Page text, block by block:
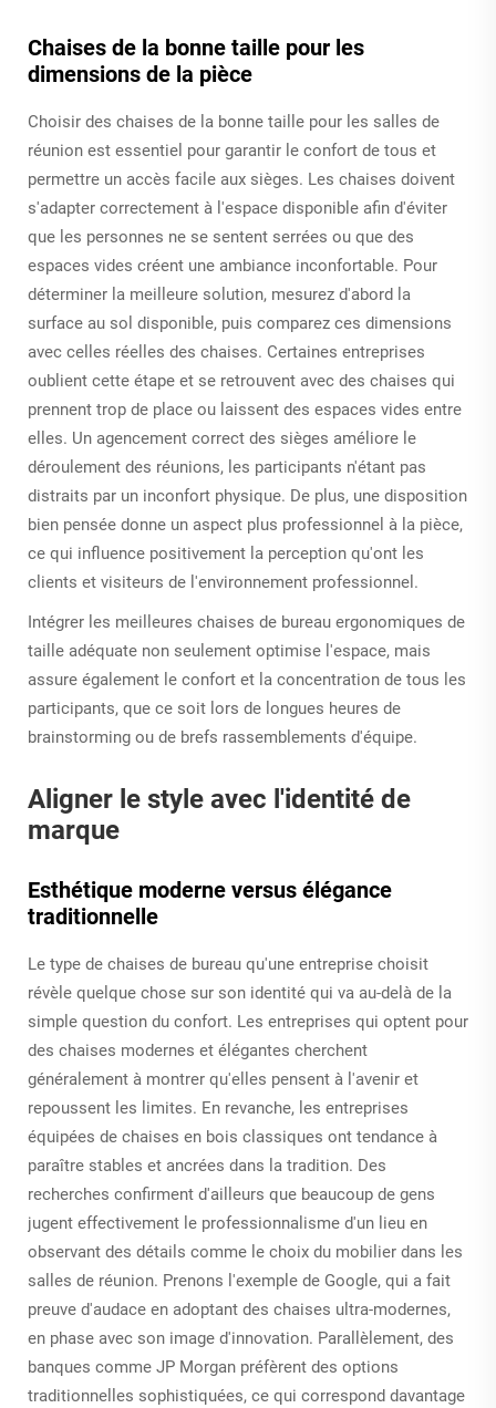
Chaises de la bonne taille pour les
dimensions de la pièce
Choisir des chaises de la bonne taille pour les salles de
réunion est essentiel pour garantir le confort de tous et
permettre un accès facile aux sièges. Les chaises doivent
s'adapter correctement à l'espace disponible afin d'éviter
que les personnes ne se sentent serrées ou que des
espaces vides créent une ambiance inconfortable. Pour
déterminer la meilleure solution, mesurez d'abord la
surface au sol disponible, puis comparez ces dimensions
avec celles réelles des chaises. Certaines entreprises
oublient cette étape et se retrouvent avec des chaises qui
prennent trop de place ou laissent des espaces vides entre
elles. Un agencement correct des sièges améliore le
déroulement des réunions, les participants n'étant pas
distraits par un inconfort physique. De plus, une disposition
bien pensée donne un aspect plus professionnel à la pièce,
ce qui influence positivement la perception qu'ont les
clients et visiteurs de l'environnement professionnel.
Intégrer les meilleures chaises de bureau ergonomiques de
taille adéquate non seulement optimise l'espace, mais
assure également le confort et la concentration de tous les
participants, que ce soit lors de longues heures de
brainstorming ou de brefs rassemblements d'équipe.
Aligner le style avec l'identité de
marque
Esthétique moderne versus élégance
traditionnelle
Le type de chaises de bureau qu'une entreprise choisit
révèle quelque chose sur son identité qui va au-delà de la
simple question du confort. Les entreprises qui optent pour
des chaises modernes et élégantes cherchent
généralement à montrer qu'elles pensent à l'avenir et
repoussent les limites. En revanche, les entreprises
équipées de chaises en bois classiques ont tendance à
paraître stables et ancrées dans la tradition. Des
recherches confirment d'ailleurs que beaucoup de gens
jugent effectivement le professionnalisme d'un lieu en
observant des détails comme le choix du mobilier dans les
salles de réunion. Prenons l'exemple de Google, qui a fait
preuve d'audace en adoptant des chaises ultra-modernes,
en phase avec son image d'innovation. Parallèlement, des
banques comme JP Morgan préfèrent des options
traditionnelles sophistiquées, ce qui correspond davantage